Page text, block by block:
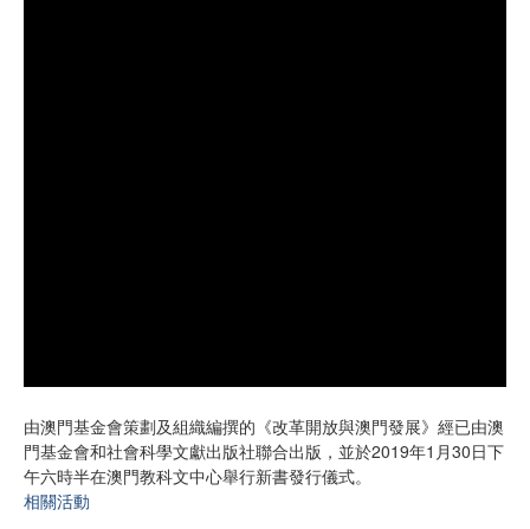
由澳門基金會策劃及組織編撰的《改革開放與澳門發展》經已由澳
門基金會和社會科學文獻出版社聯合出版，並於2019年1月30日下
午六時半在澳門教科文中心舉行新書發行儀式。
相關活動